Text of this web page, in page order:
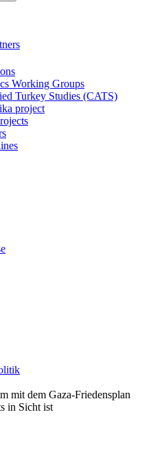
Working Groups
Turkey Studies (CATS)
project
mit dem Gaza-Friedensplan
in Sicht ist